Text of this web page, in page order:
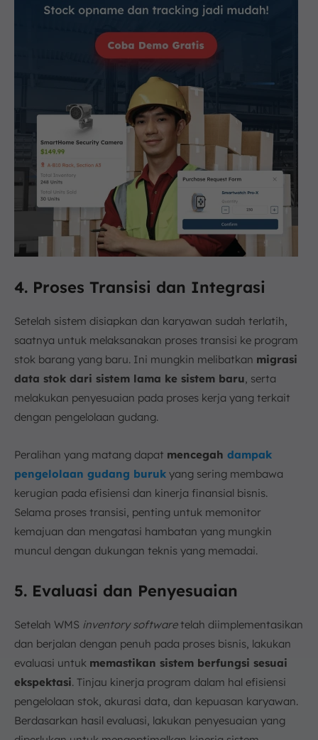
4. Proses Transisi dan Integrasi
Setelah sistem disiapkan dan karyawan sudah terlatih,
saatnya untuk melaksanakan proses transisi ke program
stok barang yang baru. Ini mungkin melibatkan migrasi
data stok dari sistem lama ke sistem baru, serta
melakukan penyesuaian pada proses kerja yang terkait
dengan pengelolaan gudang.
Peralihan yang matang dapat mencegah dampak
pengelolaan gudang buruk yang sering membawa
kerugian pada efisiensi dan kinerja finansial bisnis.
Selama proses transisi, penting untuk memonitor
kemajuan dan mengatasi hambatan yang mungkin
muncul dengan dukungan teknis yang memadai.
5. Evaluasi dan Penyesuaian
Setelah WMS inventory softwaretelah diimplementasikan
dan berjalan dengan penuh pada proses bisnis, lakukan
evaluasi untuk memastikan sistem berfungsi sesuai
ekspektasi. Tinjau kinerja program dalam hal efisiensi
pengelolaan stok, akurasi data, dan kepuasan karyawan.
Berdasarkan hasil evaluasi, lakukan penyesuaian yang